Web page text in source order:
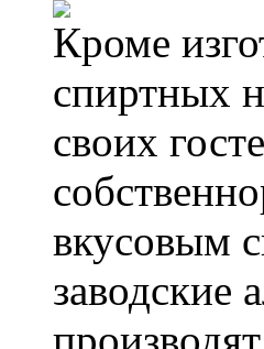
Кроме
спиртных
своих
вкусовым
заводские